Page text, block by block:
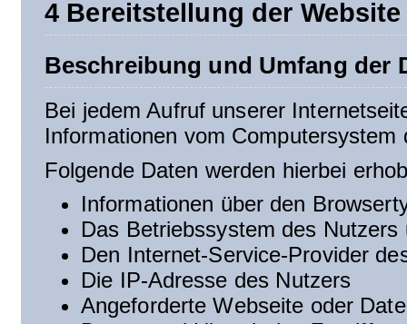
4 Bereitstellung der
Beschreibung und Umfang der
Bei jedem Aufruf unserer
Informationen vom
Folgende Daten werden hierbei
Informationen über den
Das Betriebssystem des
Den Internet-Service-Provider
Die IP-Adresse des Nutzers
Angeforderte Webseite oder